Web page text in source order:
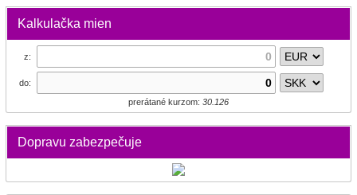
Kalkulačka mien
z:
do:
prerátané kurzom: 30.126
Dopravu zabezpečuje